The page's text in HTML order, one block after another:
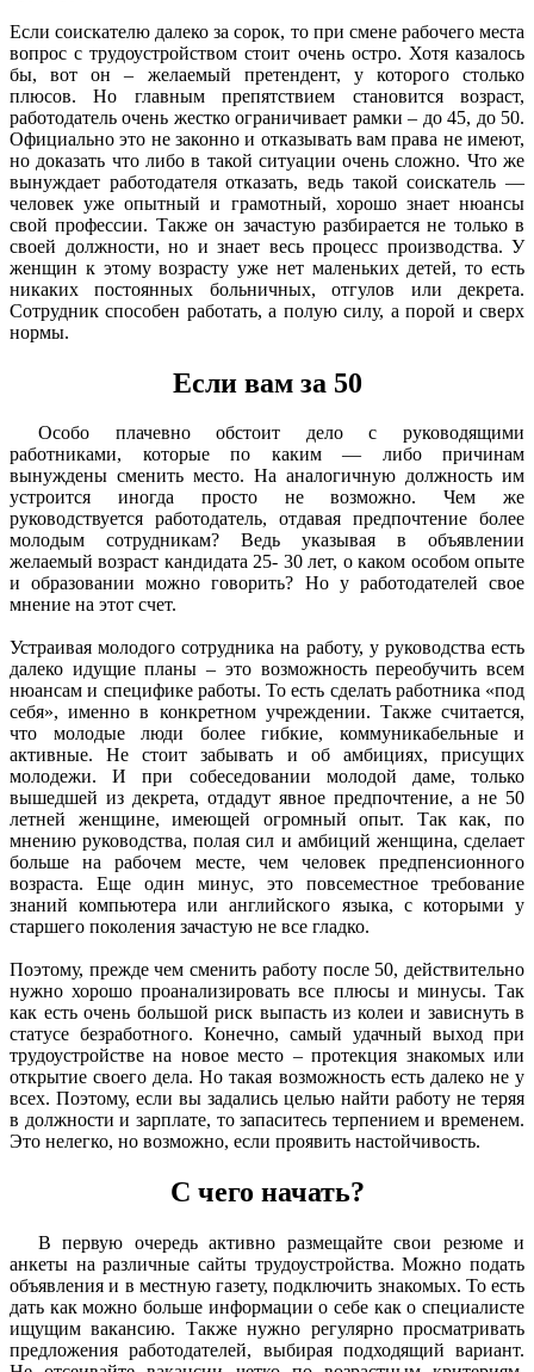
Если соискателю далеко за сорок, то при смене рабочего места
вопрос с трудоустройством стоит очень остро. Хотя казалось
бы, вот он – желаемый претендент, у которого столько
плюсов. Но главным препятствием становится возраст,
работодатель очень жестко ограничивает рамки – до 45, до 50.
Официально это не законно и отказывать вам права не имеют,
но доказать что либо в такой ситуации очень сложно. Что же
вынуждает работодателя отказать, ведь такой соискатель —
человек уже опытный и грамотный, хорошо знает нюансы
свой профессии. Также он зачастую разбирается не только в
своей должности, но и знает весь процесс производства. У
женщин к этому возрасту уже нет маленьких детей, то есть
никаких постоянных больничных, отгулов или декрета.
Сотрудник способен работать, а полую силу, а порой и сверх
нормы.
Если вам за 50
Особо плачевно обстоит дело с руководящими
работниками, которые по каким — либо причинам
вынуждены сменить место. На аналогичную должность им
устроится иногда просто не возможно. Чем же
руководствуется работодатель, отдавая предпочтение более
молодым сотрудникам? Ведь указывая в объявлении
желаемый возраст кандидата 25- 30 лет, о каком особом опыте
и образовании можно говорить? Но у работодателей свое
мнение на этот счет.
Устраивая молодого сотрудника на работу, у руководства есть
далеко идущие планы – это возможность переобучить всем
нюансам и специфике работы. То есть сделать работника «под
себя», именно в конкретном учреждении. Также считается,
что молодые люди более гибкие, коммуникабельные и
активные. Не стоит забывать и об амбициях, присущих
молодежи. И при собеседовании молодой даме, только
вышедшей из декрета, отдадут явное предпочтение, а не 50
летней женщине, имеющей огромный опыт. Так как, по
мнению руководства, полая сил и амбиций женщина, сделает
больше на рабочем месте, чем человек предпенсионного
возраста. Еще один минус, это повсеместное требование
знаний компьютера или английского языка, с которыми у
старшего поколения зачастую не все гладко.
Поэтому, прежде чем сменить работу после 50, действительно
нужно хорошо проанализировать все плюсы и минусы. Так
как есть очень большой риск выпасть из колеи и зависнуть в
статусе безработного. Конечно, самый удачный выход при
трудоустройстве на новое место – протекция знакомых или
открытие своего дела. Но такая возможность есть далеко не у
всех. Поэтому, если вы задались целью найти работу не теряя
в должности и зарплате, то запаситесь терпением и временем.
Это нелегко, но возможно, если проявить настойчивость.
С чего начать?
В первую очередь активно размещайте свои резюме и
анкеты на различные сайты трудоустройства. Можно подать
объявления и в местную газету, подключить знакомых. То есть
дать как можно больше информации о себе как о специалисте
ищущим вакансию. Также нужно регулярно просматривать
предложения работодателей, выбирая подходящий вариант.